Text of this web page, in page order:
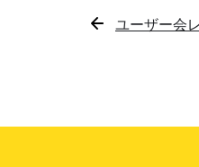
ユーザー会